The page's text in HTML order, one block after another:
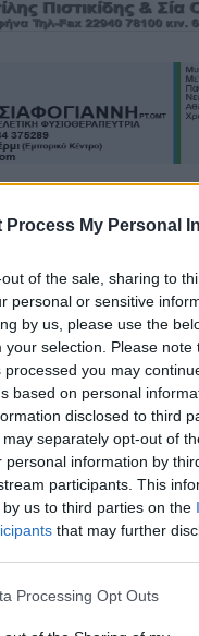
Process My Personal
of the sale, sharing to
personal or sensitive
by us, please use the
your selection. Please note
you may
based on personal
disclosed to third
separately opt-out of
personal information by
participants. This
us to third parties on the
that may further
Processing Opt Outs